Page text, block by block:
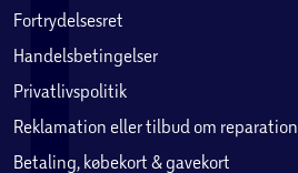
Fortrydelsesret
Handelsbetingelser
Privatlivspolitik
Reklamation eller tilbud om reparation
Betaling, købekort & gavekort